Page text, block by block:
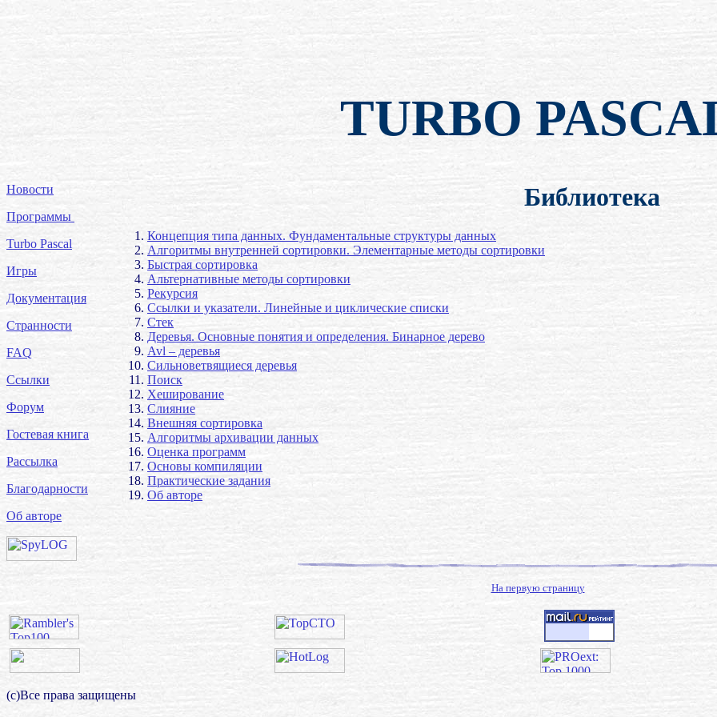
TURBO
Новости
Программы
Turbo Pascal
Игры
Документация
Странности
FAQ
Ссылки
Форум
Гостевая книга
Рассылка
Благодарности
Об авторе
Библиотека
Концепция типа данных. Фундаментальные структуры данных
Алгоритмы внутренней сортировки. Элементарные методы сортировки
Быстрая сортировка
Альтернативные методы сортировки
Рекурсия
Ссылки и указатели. Линейные и циклические списки
Стек
Деревья. Основные понятия и определения. Бинарное дерево
Avl – деревья
Сильноветвящиеся деревья
Поиск
Хеширование
Слияние
Внешняя сортировка
Алгоритмы архивации данных
Оценка программ
Основы компиляции
Практические задания
Об авторе
На первую страницу
(с)Все права защищены